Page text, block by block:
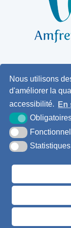
Nous utilisons
d'améliorer la
accessibilité.
En
Statistiques
site